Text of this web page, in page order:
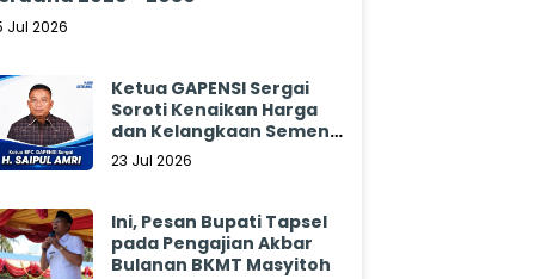
Jul 2026
Ketua GAPENSI Sergai
Soroti Kenaikan Harga
dan Kelangkaan Semen,
Minta Pemerintah
23 Jul 2026
Ini, Pesan Bupati Tapsel
pada Pengajian Akbar
Bulanan BKMT Masyitoh